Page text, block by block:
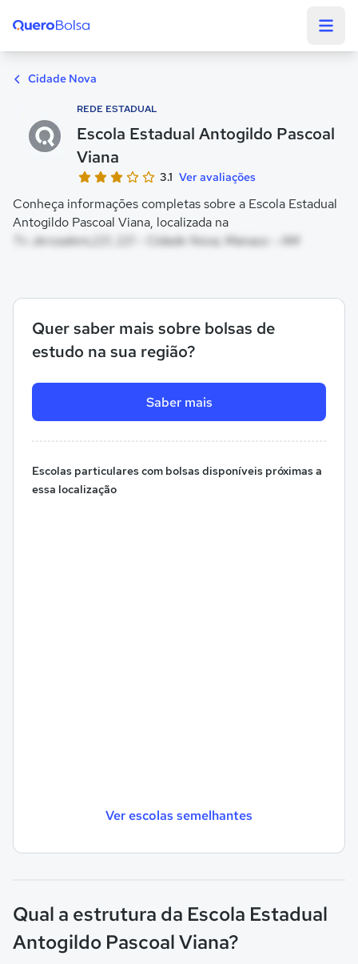
Cidade Nova
REDE ESTADUAL
Escola Estadual Antogildo Pascoal
Viana
3.1 Ver avaliações
Conheça informações completas sobre a Escola Estadual
Antogildo Pascoal Viana, localizada na
Tv Jerusalem,221, 221 - Cidade Nova, Manaus - AM
Quer saber mais sobre bolsas de
estudo na sua região?
Saber mais
Escolas particulares com bolsas disponíveis próximas a
essa localização
Ver escolas semelhantes
Qual a estrutura da Escola Estadual
Antogildo Pascoal Viana?